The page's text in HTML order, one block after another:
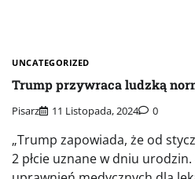
UNCATEGORIZED
Trump przywraca ludzką
Pisarz 11 Listopada, 2024 0
„Trump zapowiada, że od
2 płcie uznane w dniu